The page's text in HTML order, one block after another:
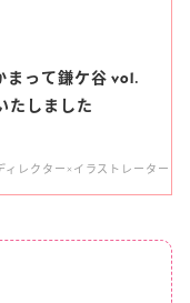
まって鎌ケ谷 vol.
たしました
ィレクター×イラストレーター